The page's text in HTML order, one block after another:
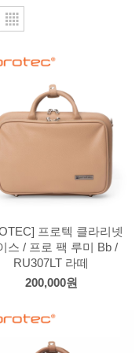
프로텍 클라리넷
스 / 프로 팩 루미 Bb /
RU307LT 라떼
200,000원